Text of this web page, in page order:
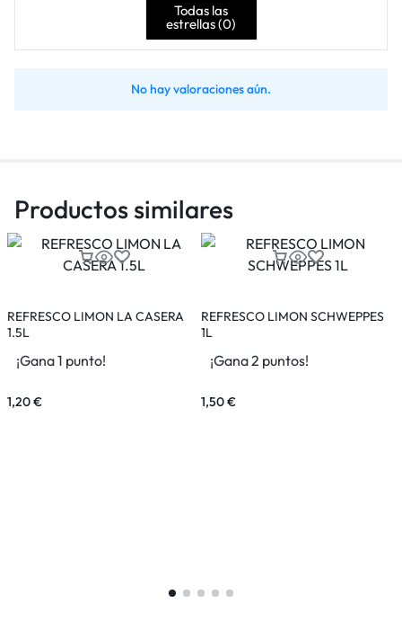
Todas las
estrellas (0)
No hay valoraciones aún.
Productos similares
REFRESCO LIMON LA CASERA
1.5L
¡Gana 1 punto!
1,20€
REFRESCO LIMON SCHWEPPES
1L
¡Gana 2 puntos!
1,50€